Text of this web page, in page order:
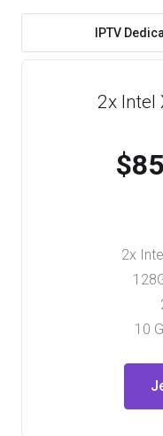
IPTV
2x Intel
2x
10